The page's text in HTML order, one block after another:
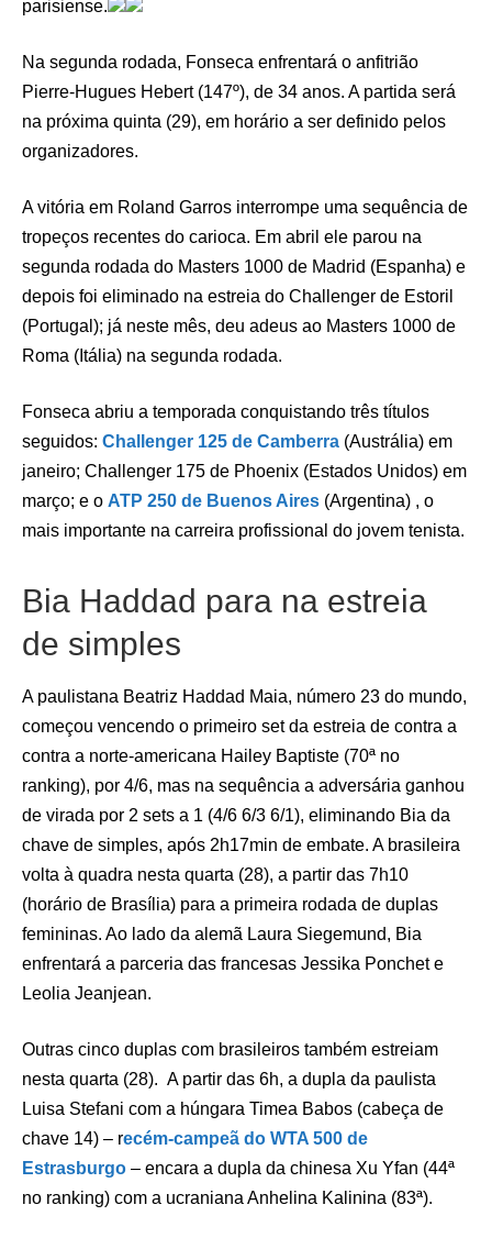
parisiense.
Na segunda rodada, Fonseca enfrentará o anfitrião
Pierre-Hugues Hebert (147º), de 34 anos. A partida será
na próxima quinta (29), em horário a ser definido pelos
organizadores.
A vitória em Roland Garros interrompe uma sequência de
tropeços recentes do carioca. Em abril ele parou na
segunda rodada do Masters 1000 de Madrid (Espanha) e
depois foi eliminado na estreia do Challenger de Estoril
(Portugal); já neste mês, deu adeus ao Masters 1000 de
Roma (Itália) na segunda rodada.
Fonseca abriu a temporada conquistando três títulos
seguidos: Challenger 125 de Camberra (Austrália) em
janeiro; Challenger 175 de Phoenix (Estados Unidos) em
março; e o ATP 250 de Buenos Aires (Argentina) , o
mais importante na carreira profissional do jovem tenista.
Bia Haddad para na estreia
de simples
A paulistana Beatriz Haddad Maia, número 23 do mundo,
começou vencendo o primeiro set da estreia de contra a
contra a norte-americana Hailey Baptiste (70ª no
ranking), por 4/6, mas na sequência a adversária ganhou
de virada por 2 sets a 1 (4/6 6/3 6/1), eliminando Bia da
chave de simples, após 2h17min de embate. A brasileira
volta à quadra nesta quarta (28), a partir das 7h10
(horário de Brasília) para a primeira rodada de duplas
femininas. Ao lado da alemã Laura Siegemund, Bia
enfrentará a parceria das francesas Jessika Ponchet e
Leolia Jeanjean.
Outras cinco duplas com brasileiros também estreiam
nesta quarta (28). A partir das 6h, a dupla da paulista
Luisa Stefani com a húngara Timea Babos (cabeça de
chave 14) – recém-campeã do WTA 500 de
Estrasburgo – encara a dupla da chinesa Xu Yfan (44ª
no ranking) com a ucraniana Anhelina Kalinina (83ª).